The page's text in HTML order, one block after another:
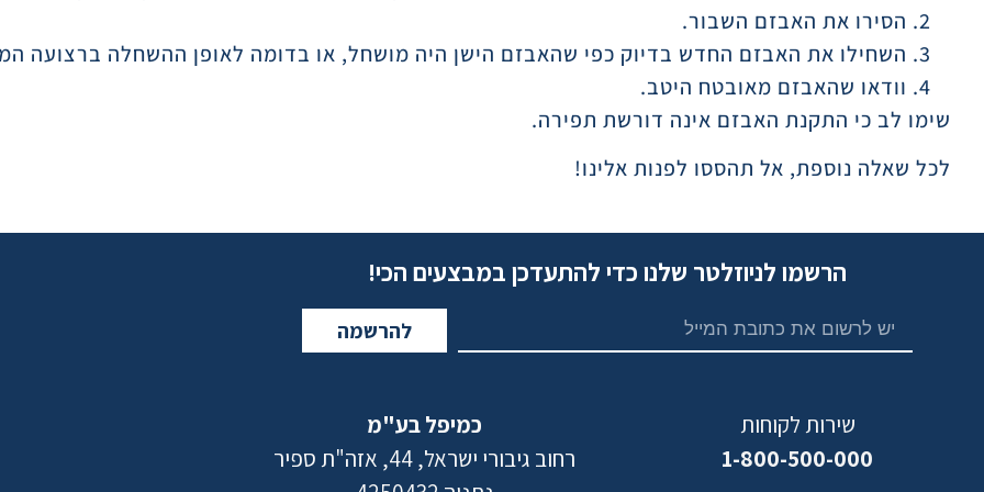
הסירו את האבזם השבור.
השחילו את האבזם החדש בדיוק כפי שהאבזם הישן היה מושחל, או בדומה לאופן ההשחלה ברצועה
וודאו שהאבזם מאובטח היטב.
שימו לב כי התקנת האבזם אינה דורשת תפירה.
לכל שאלה נוספת, אל תהססו לפנות אלינו!
הרשמו לניוזלטר שלנו כדי להתעדכן במבצעים הכי!
להרשמה
שירות לקוחות
1-800-500-000
כמיפל בע"מ
רחוב גיבורי ישראל, 44, אזה"ת ספיר